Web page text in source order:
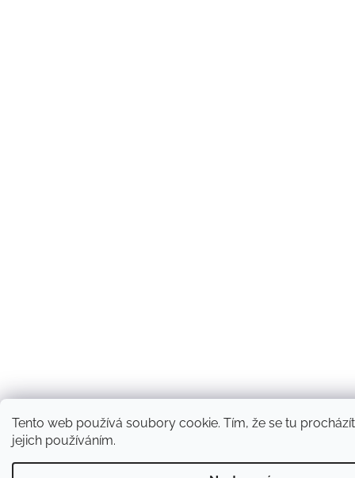
Tento web používá soubory cookie. Tím, že se tu
jejich používáním.